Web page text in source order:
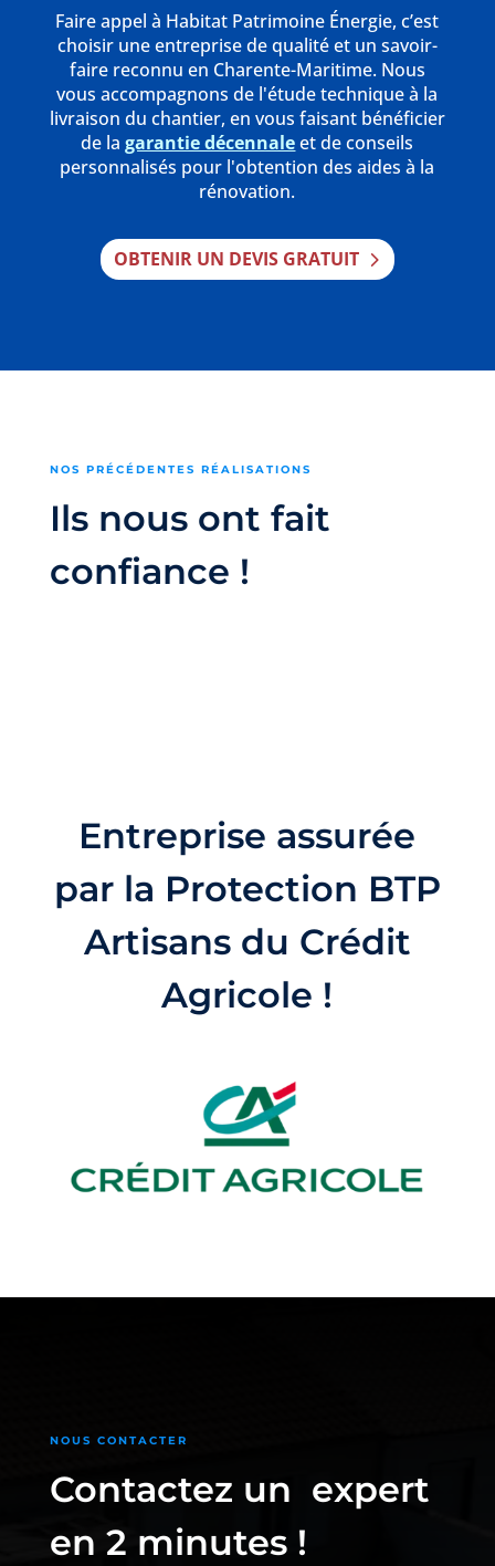
Faire appel à Habitat Patrimoine Énergie, c’est
choisir une entreprise de qualité et un savoir-
faire reconnu en Charente-Maritime. Nous
vous accompagnons de l'étude technique à la
livraison du chantier, en vous faisant bénéficier
de lagarantie décennaleet de conseils
personnalisés pour l'obtention des aides à la
rénovation.
OBTENIR UN DEVIS GRATUIT
NOS PRÉCÉDENTES RÉALISATIONS
Ils nous ont fait
confiance !
Entreprise assurée
par la Protection BTP
Artisans du Crédit
Agricole !
NOUS CONTACTER
Contactez un expert
en 2 minutes !